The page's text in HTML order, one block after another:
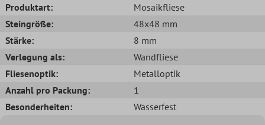
Produktart:
Mosaikfliese
Steingröße:
48x48 mm
Stärke:
8 mm
Verlegung als:
Wandfliese
Fliesenoptik:
Metalloptik
Anzahl pro Packung:
1
Besonderheiten:
Wasserfest